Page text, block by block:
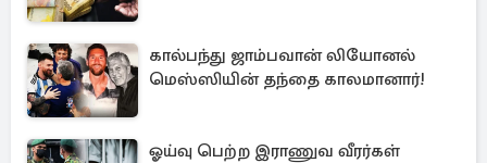
கால்பந்து ஜாம்பவான் லியோனல்
மெஸ்ஸியின் தந்தை காலமானார்!
ஓய்வு பெற்ற இராணுவ வீரர்கள்